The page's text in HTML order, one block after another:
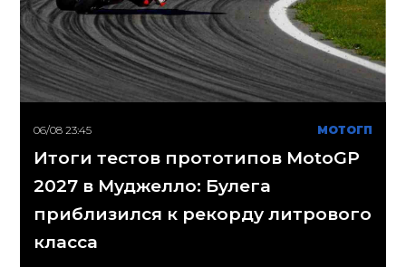
06/08 23:45 МОТОГП
Итоги тестов прототипов MotoGP
2027 в Муджелло: Булега
приблизился к рекорду литрового
класса